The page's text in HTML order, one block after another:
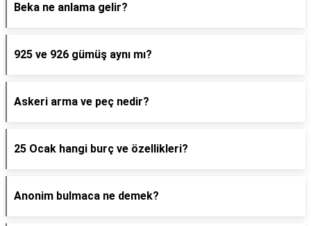
Beka ne anlama gelir?
925 ve 926 gümüş aynı mı?
Askeri arma ve peç nedir?
25 Ocak hangi burç ve özellikleri?
Anonim bulmaca ne demek?